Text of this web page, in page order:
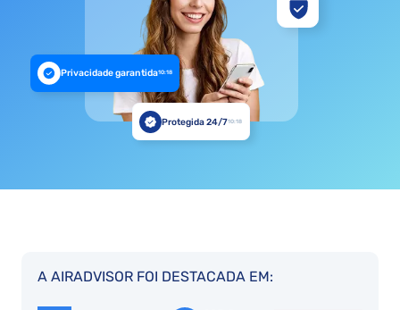
Privacidade garantida10:18
Protegida 24/710:18
A AIRADVISOR FOI DESTACADA EM: